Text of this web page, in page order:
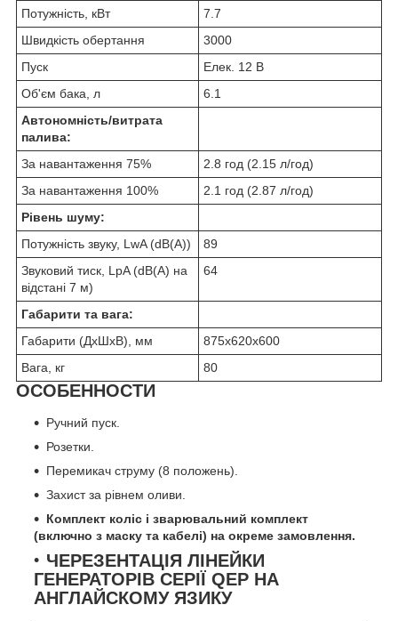
Потужність, кВт
7.7
Швидкість обертання
3000
Пуск
Елек. 12 В
Об'єм бака, л
6.1
Автономність/витрата
палива:
За навантаження 75%
2.8 год (2.15 л/год)
За навантаження 100%
2.1 год (2.87 л/год)
Рівень шуму:
Потужність звуку, LwA (dB(A))
89
Звуковий тиск, LpA (dB(A) на
відстані 7 м)
64
Габарити та вага:
Габарити (ДхШхВ), мм
875х620х600
Вага, кг
80
ОСОБЕННОСТИ
Ручний пуск.
Розетки.
Перемикач струму (8 положень).
Захист за рівнем оливи.
Комплект коліс і зварювальний комплект
(включно з маску та кабелі) на окреме замовлення.
ЧЕРЕЗЕНТАЦІЯ ЛІНЕЙКИ
ГЕНЕРАТОРІВ СЕРІЇ QEP НА
АНГЛАЙСКОМУ ЯЗИКУ